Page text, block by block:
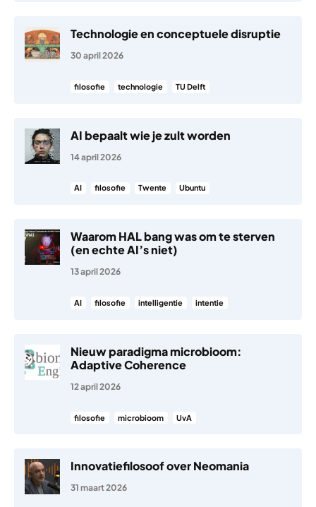
Technologie en conceptuele disruptie
30 april 2026
filosofie technologie TU Delft
AI bepaalt wie je zult worden
14 april 2026
AI filosofie Twente Ubuntu
Waarom HAL bang was om te sterven
(en echte AI’s niet)
13 april 2026
AI filosofie intelligentie intentie
Nieuw paradigma microbioom:
Adaptive Coherence
12 april 2026
filosofie microbioom UvA
Innovatiefilosoof over Neomania
31 maart 2026